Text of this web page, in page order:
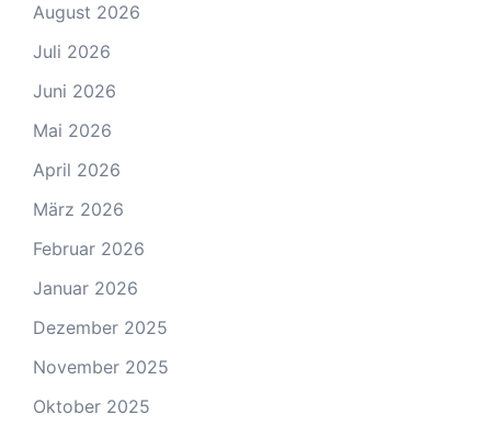
August 2026
Juli 2026
Juni 2026
Mai 2026
April 2026
März 2026
Februar 2026
Januar 2026
Dezember 2025
November 2025
Oktober 2025